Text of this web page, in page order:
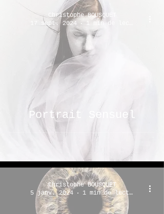
Portrait Sensuel
Christophe BOUSQUET
17 sept. 2024
Christophe BOUSQUET
5 janv. 2024
1 min de lecture